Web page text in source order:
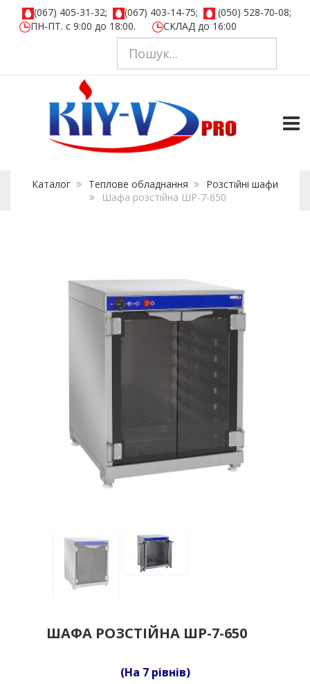
(067) 405-31-32; (067) 403-14-75;
(050) 528-70-08;
ПН-ПТ. с 9:00 до 18:00.
СКЛАД до 16:00
Каталог Теплове обладнання
Розстійні шафи
Шафа розстійна ШР-7-650
ШАФА РОЗСТІЙНА ШР-7-650
(На 7 рівнів)